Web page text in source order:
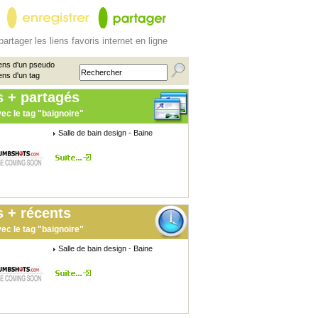
les liens favoris internet en ligne
d'un pseudo
d'un tag
+ partagés
le tag "baignoire"
Salle de bain design - Baine
+ récents
le tag "baignoire"
Salle de bain design - Baine